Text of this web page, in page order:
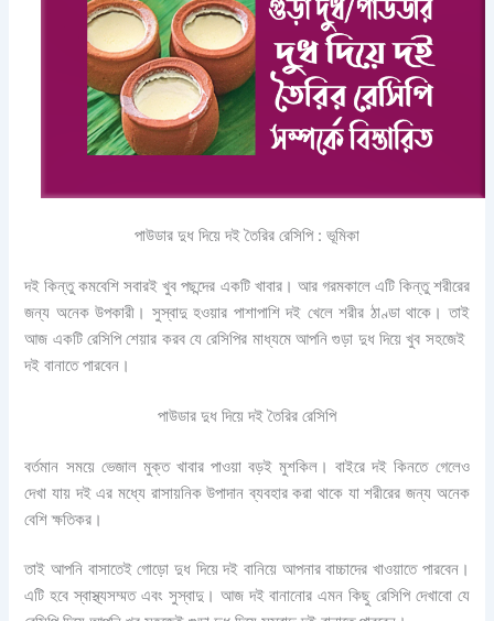
পাউডার দুধ দিয়ে দই তৈরির রেসিপি : ভূমিকা
দই কিন্তু কমবেশি সবারই খুব পছন্দের একটি খাবার। আর গরমকালে এটি কিন্তু শরীরের
জন্য অনেক উপকারী। সুস্বাদু হওয়ার পাশাপাশি দই খেলে শরীর ঠাণ্ডা থাকে। তাই
আজ একটি রেসিপি শেয়ার করব যে রেসিপির মাধ্যমে আপনি গুড়া দুধ দিয়ে খুব সহজেই
দই বানাতে পারবেন।
পাউডার দুধ দিয়ে দই তৈরির রেসিপি
বর্তমান সময়ে ভেজাল মুক্ত খাবার পাওয়া বড়ই মুশকিল। বাইরে দই কিনতে গেলেও
দেখা যায় দই এর মধ্যে রাসায়নিক উপাদান ব্যবহার করা থাকে যা শরীরের জন্য অনেক
বেশি ক্ষতিকর।
তাই আপনি বাসাতেই গোড়ো দুধ দিয়ে দই বানিয়ে আপনার বাচ্চাদের খাওয়াতে পারবেন।
এটি হবে স্বাস্থ্যসম্মত এবং সুস্বাদু। আজ দই বানানোর এমন কিছু রেসিপি দেখাবো যে